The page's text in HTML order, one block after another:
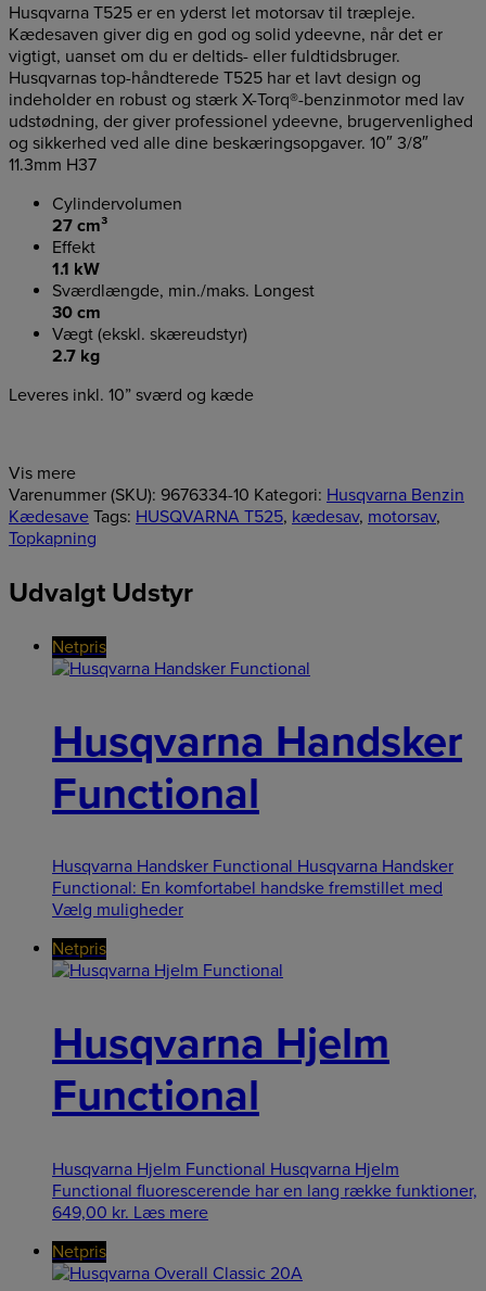
Husqvarna T525 er en yderst let motorsav til træpleje.
Kædesaven giver dig en god og solid ydeevne, når det er
vigtigt, uanset om du er deltids- eller fuldtidsbruger.
Husqvarnas top-håndterede T525 har et lavt design og
indeholder en robust og stærk X-Torq®-benzinmotor med lav
udstødning, der giver professionel ydeevne, brugervenlighed
og sikkerhed ved alle dine beskæringsopgaver. 10″ 3/8″
11.3mm H37
Cylindervolumen
27 cm³
Effekt
1.1 kW
Sværdlængde, min./maks. Longest
30 cm
Vægt (ekskl. skæreudstyr)
2.7 kg
Leveres inkl. 10” sværd og kæde
Vis mere
Varenummer (SKU): 9676334-10 Kategori: Husqvarna Benzin
Kædesave Tags: HUSQVARNA T525, kædesav, motorsav,
Topkapning
Udvalgt Udstyr
Netpris
Husqvarna Handsker
Functional
Husqvarna Handsker Functional Husqvarna Handsker
Functional: En komfortabel handske fremstillet med
Vælg muligheder
Netpris
Husqvarna Hjelm
Functional
Husqvarna Hjelm Functional Husqvarna Hjelm
Functional fluorescerende har en lang række funktioner,
649,00 kr. Læs mere
Netpris